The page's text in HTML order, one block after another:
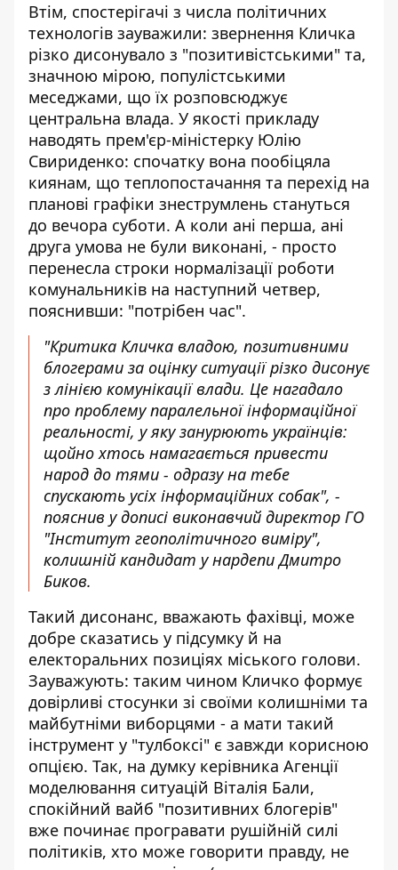
Втім, спостерігачі з числа політичних
технологів зауважили: звернення Кличка
різко дисонувало з "позитивістськими" та,
значною мірою, популістськими
меседжами, що їх розповсюджує
центральна влада. У якості прикладу
наводять прем'єр-міністерку Юлію
Свириденко: спочатку вона пообіцяла
киянам, що теплопостачання та перехід на
планові графіки знеструмлень стануться
до вечора суботи. А коли ані перша, ані
друга умова не були виконані, - просто
перенесла строки нормалізації роботи
комунальників на наступний четвер,
пояснивши: "потрібен час".
"Критика Кличка владою, позитивними
блогерами за оцінку ситуації різко дисонує
з лінією комунікації влади. Це нагадало
про проблему паралельної інформаційної
реальності, у яку занурюють українців:
щойно хтось намагається привести
народ до тями - одразу на тебе
спускають усіх інформаційних собак", -
пояснив у дописі виконавчий директор ГО
"Інститут геополітичного виміру",
колишній кандидат у нардепи Дмитро
Биков.
Такий дисонанс, вважають фахівці, може
добре сказатись у підсумку й на
електоральних позиціях міського голови.
Зауважують: таким чином Кличко формує
довірливі стосунки зі своїми колишніми та
майбутніми виборцями - а мати такий
інструмент у "тулбоксі" є завжди корисною
опцією. Так, на думку керівника Агенції
моделювання ситуацій Віталія Бали,
спокійний вайб "позитивних блогерів"
вже починає програвати рушійній силі
політиків, хто може говорити правду, не